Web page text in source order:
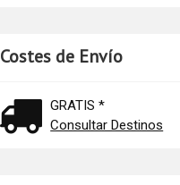
Costes de Envío
GRATIS *
Consultar Destinos